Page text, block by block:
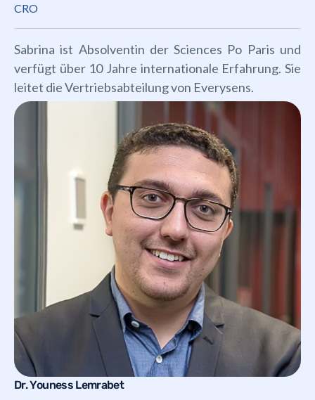
CRO
Sabrina ist Absolventin der Sciences Po Paris und
verfügt über 10 Jahre internationale Erfahrung. Sie
leitet die Vertriebsabteilung von Everysens.
Dr. Youness Lemrabet